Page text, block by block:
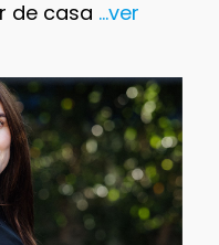
de casa ...ver